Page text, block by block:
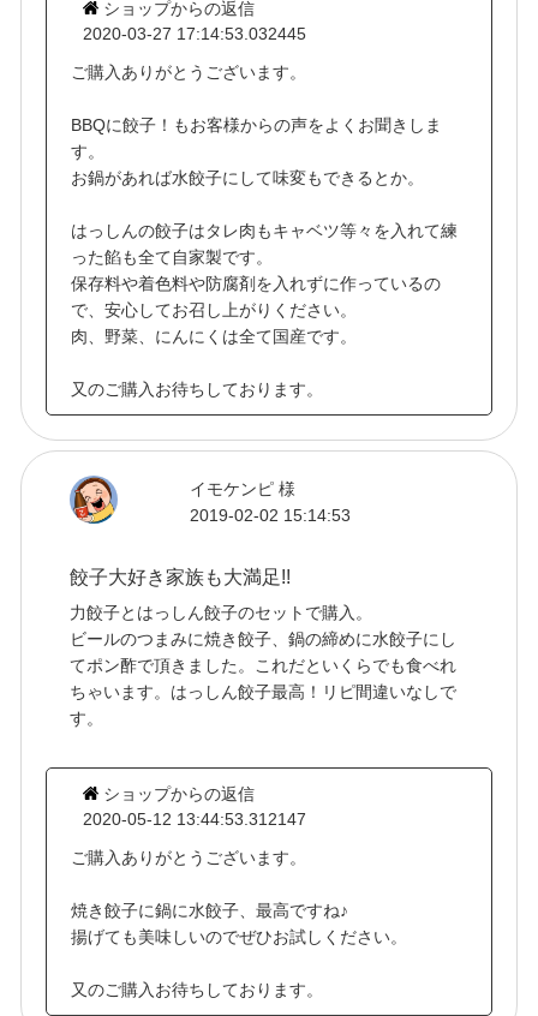
ショップからの返信
2020-03-27 17:14:53.032445
ご購入ありがとうございます。
BBQに餃子！もお客様からの声をよくお聞きしま
す。
お鍋があれば水餃子にして味変もできるとか。
はっしんの餃子はタレ肉もキャベツ等々を入れて練
った餡も全て自家製です。
保存料や着色料や防腐剤を入れずに作っているの
で、安心してお召し上がりください。
肉、野菜、にんにくは全て国産です。
又のご購入お待ちしております。
イモケンピ 様
2019-02-02 15:14:53
餃子大好き家族も大満足!!
力餃子とはっしん餃子のセットで購入。
ビールのつまみに焼き餃子、鍋の締めに水餃子にし
てポン酢で頂きました。これだといくらでも食べれ
ちゃいます。はっしん餃子最高！リピ間違いなしで
す。
ショップからの返信
2020-05-12 13:44:53.312147
ご購入ありがとうございます。
焼き餃子に鍋に水餃子、最高ですね♪
揚げても美味しいのでぜひお試しください。
又のご購入お待ちしております。